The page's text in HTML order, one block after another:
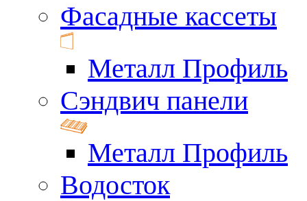
Фасадные кассеты
Металл Профиль
Сэндвич панели
Металл Профиль
Водосток